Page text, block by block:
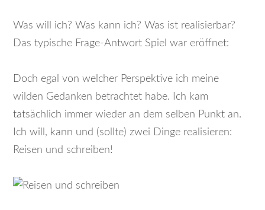
Was will ich? Was kann ich? Was ist realisierbar?
Das typische Frage-Antwort Spiel war eröffnet:
Doch egal von welcher Perspektive ich meine
wilden Gedanken betrachtet habe. Ich kam
tatsächlich immer wieder an dem selben Punkt an.
Ich will, kann und (sollte) zwei Dinge realisieren:
Reisen und schreiben!